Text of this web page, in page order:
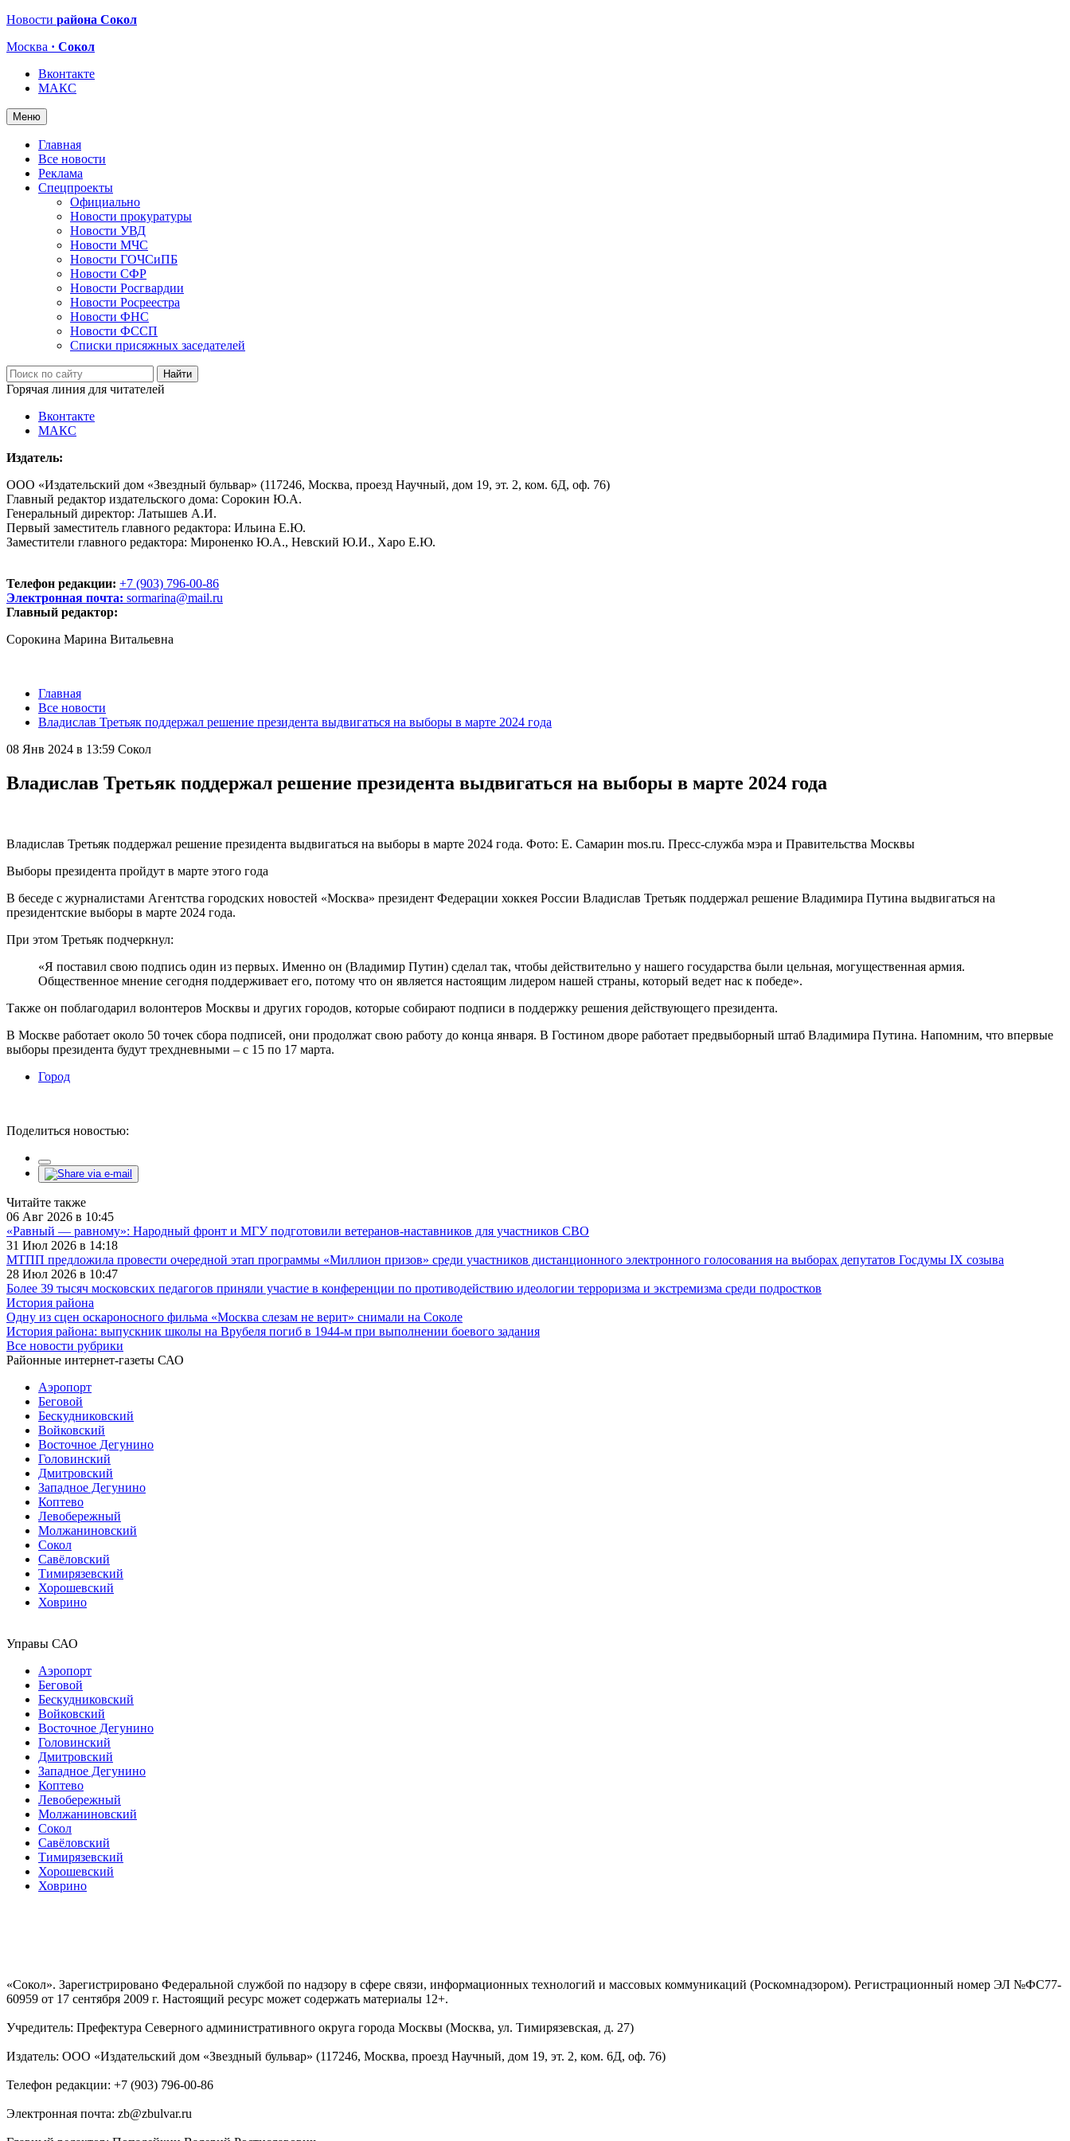
Новости района Сокол
Москва · Сокол
Вконтакте
МАКС
Меню
Главная
Все новости
Реклама
Спецпроекты
Официально
Новости прокуратуры
Новости УВД
Новости МЧС
Новости ГОЧСиПБ
Новости СФР
Новости Росгвардии
Новости Росреестра
Новости ФНС
Новости ФССП
Списки присяжных заседателей
Горячая линия для читателей
Вконтакте
МАКС
Издатель:
ООО «Издательский дом «Звездный бульвар» (117246, Москва, проезд Научный, дом 19, эт. 2, ком. 6Д, оф. 76)
Главный редактор издательского дома: Сорокин Ю.А.
Генеральный директор: Латышев А.И.
Первый заместитель главного редактора: Ильина Е.Ю.
Заместители главного редактора: Мироненко Ю.А., Невский Ю.И., Харо Е.Ю.
Телефон редакции: +7 (903) 796-00-86
Электронная почта: sormarina@mail.ru
Главный редактор:
Сорокина Марина Витальевна
Главная
Все новости
Владислав Третьяк поддержал решение президента выдвигаться на выборы в марте 2024 года
08 Янв 2024 в 13:59 Сокол
Владислав Третьяк поддержал решение президента выдвигаться на выборы в марте 2024 года
Владислав Третьяк поддержал решение президента выдвигаться на выборы в марте 2024 года. Фото: Е. Самарин mos.ru. Пресс-служба мэра и Правительства Москвы
Выборы президента пройдут в марте этого года
В беседе с журналистами Агентства городских новостей «Москва» президент Федерации хоккея России Владислав Третьяк поддержал решение Владимира Путина выдвигаться на
президентские выборы в марте 2024 года.
При этом Третьяк подчеркнул:
«Я поставил свою подпись один из первых. Именно он (Владимир Путин) сделал так, чтобы действительно у нашего государства были цельная, могущественная армия.
Общественное мнение сегодня поддерживает его, потому что он является настоящим лидером нашей страны, который ведет нас к победе».
Также он поблагодарил волонтеров Москвы и других городов, которые собирают подписи в поддержку решения действующего президента.
В Москве работает около 50 точек сбора подписей, они продолжат свою работу до конца января. В Гостином дворе работает предвыборный штаб Владимира Путина. Напомним, что впервые
выборы президента будут трехдневными – с 15 по 17 марта.
Город
Поделиться новостью:
Читайте также
06 Авг 2026 в 10:45
«Равный — равному»: Народный фронт и МГУ подготовили ветеранов-наставников для участников СВО
31 Июл 2026 в 14:18
МТПП предложила провести очередной этап программы «Миллион призов» среди участников дистанционного электронного голосования на выборах депутатов Госдумы IX созыва
28 Июл 2026 в 10:47
Более 39 тысяч московских педагогов приняли участие в конференции по противодействию идеологии терроризма и экстремизма среди подростков
История района
Одну из сцен оскароносного фильма «Москва слезам не верит» снимали на Соколе
История района: выпускник школы на Врубеля погиб в 1944-м при выполнении боевого задания
Все новости рубрики
Районные интернет-газеты САО
Аэропорт
Беговой
Бескудниковский
Войковский
Восточное Дегунино
Головинский
Дмитровский
Западное Дегунино
Коптево
Левобережный
Молжаниновский
Сокол
Савёловский
Тимирязевский
Хорошевский
Ховрино
Управы САО
Аэропорт
Беговой
Бескудниковский
Войковский
Восточное Дегунино
Головинский
Дмитровский
Западное Дегунино
Коптево
Левобережный
Молжаниновский
Сокол
Савёловский
Тимирязевский
Хорошевский
Ховрино
«Сокол». Зарегистрировано Федеральной службой по надзору в сфере связи, информационных технологий и массовых коммуникаций (Роскомнадзором). Регистрационный номер ЭЛ №ФС77-
60959 от 17 сентября 2009 г. Настоящий ресурс может содержать материалы 12+.
Учредитель: Префектура Северного административного округа города Москвы (Москва, ул. Тимирязевская, д. 27)
Издатель: ООО «Издательский дом «Звездный бульвар» (117246, Москва, проезд Научный, дом 19, эт. 2, ком. 6Д, оф. 76)
Телефон редакции: +7 (903) 796-00-86
Электронная почта: zb@zbulvar.ru